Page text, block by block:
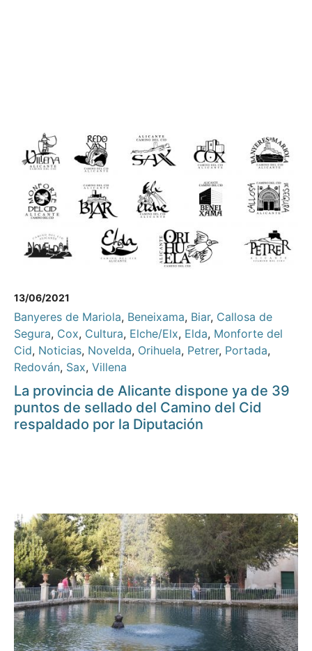
13/06/2021
Banyeres de Mariola, Beneixama, Biar, Callosa de
Segura, Cox, Cultura, Elche/Elx, Elda, Monforte del
Cid, Noticias, Novelda, Orihuela, Petrer, Portada,
Redován, Sax, Villena
La provincia de Alicante dispone ya de 39
puntos de sellado del Camino del Cid
respaldado por la Diputación